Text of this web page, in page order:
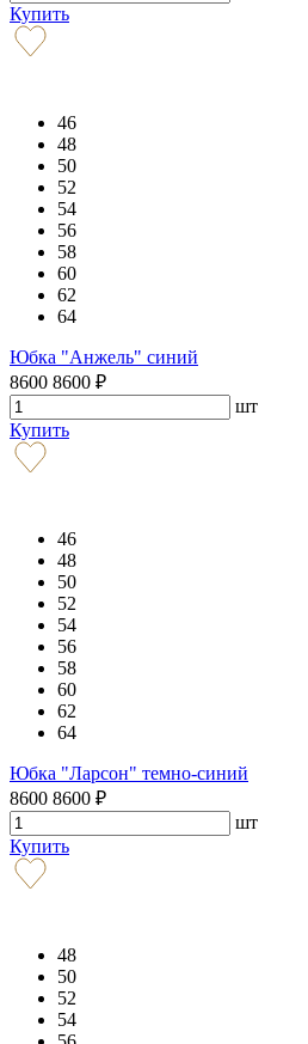
Купить
46
48
50
52
54
56
58
60
62
64
Юбка "Анжель" синий
8600 8600 ₽
шт
Купить
46
48
50
52
54
56
58
60
62
64
Юбка "Ларсон" темно-синий
8600 8600 ₽
шт
Купить
48
50
52
54